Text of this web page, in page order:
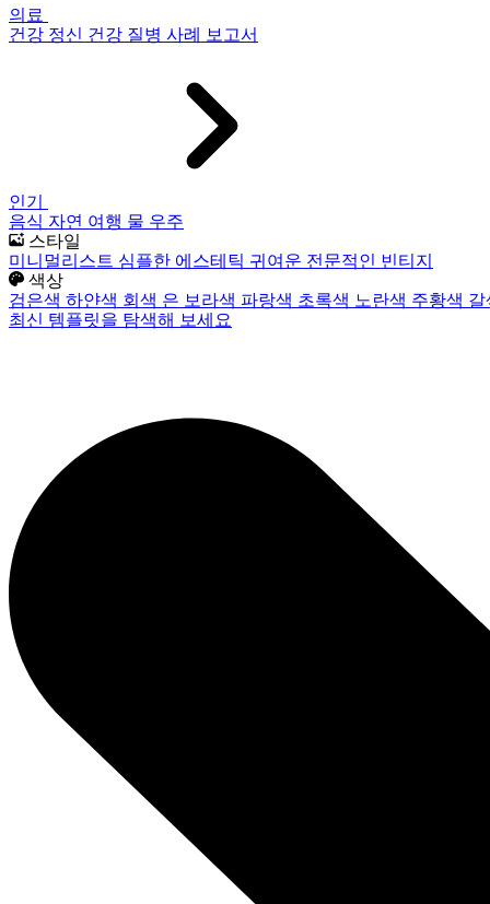
의료
건강 정신 건강 질병 사례 보고서
인기
음식 자연 여행 물 우주
스타일
미니멀리스트 심플한 에스테틱 귀여운 전문적인 빈티지
색상
검은색 하얀색 회색 은 보라색 파랑색 초록색 노란색 주황색
최신 템플릿을 탐색해 보세요